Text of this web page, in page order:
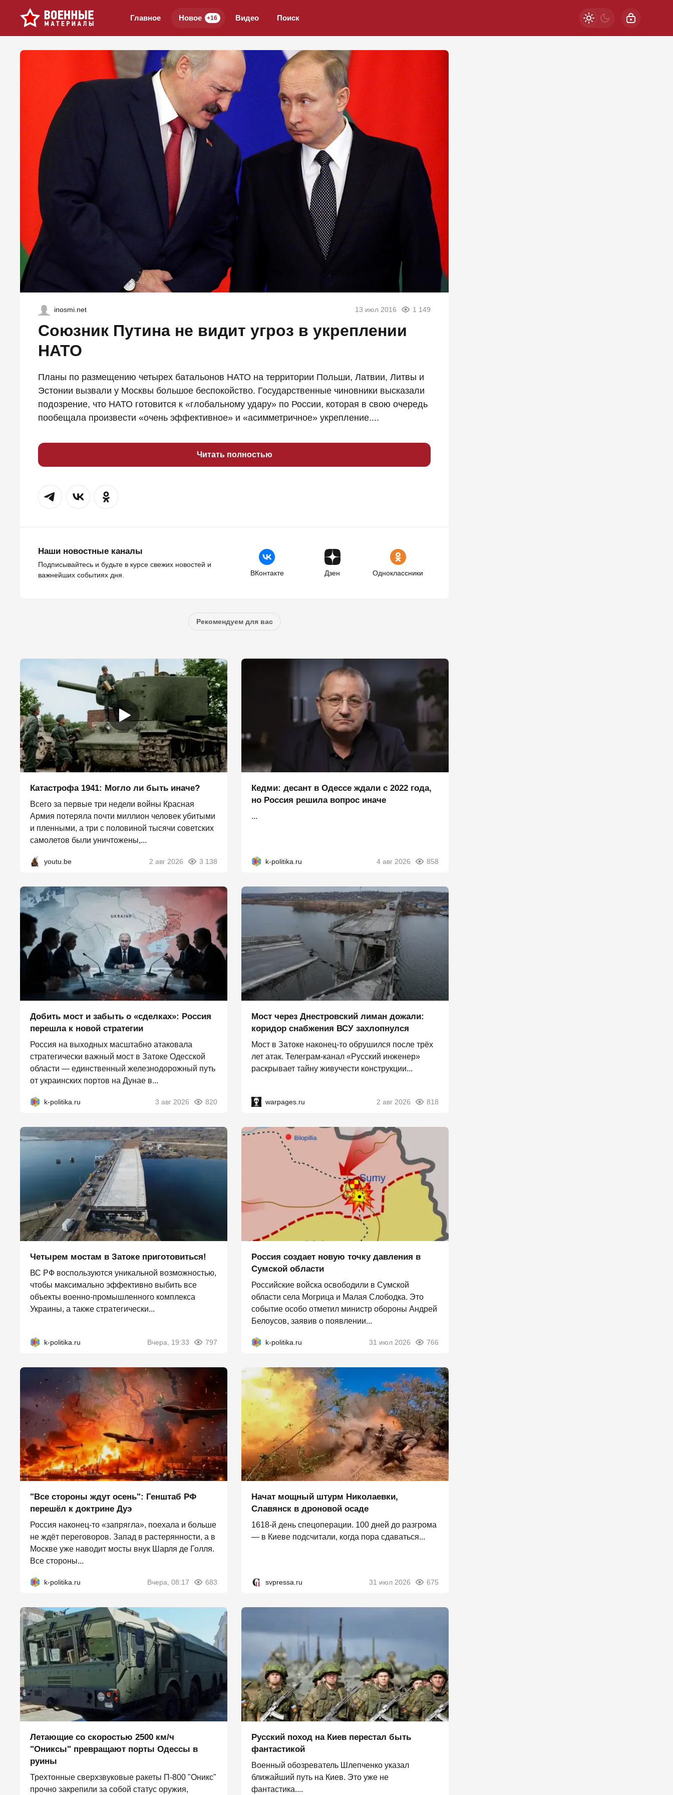
Главное Новое +16 Видео Поиск
inosmi.net 13 июл 2016 1 149
Союзник Путина не видит угроз в укреплении
НАТО
Планы по размещению четырех батальонов НАТО на территории Польши, Латвии, Литвы и
Эстонии вызвали у Москвы большое беспокойство. Государственные чиновники высказали
подозрение, что НАТО готовится к «глобальному удару» по России, которая в свою очередь
пообещала произвести «очень эффективное» и «асимметричное» укрепление....
Читать полностью
Наши новостные каналы
Подписывайтесь и будьте в курсе свежих новостей и
важнейших событиях дня.
ВКонтакте Дзен Одноклассники
Рекомендуем для вас
Катастрофа 1941: Могло ли быть иначе?
Всего за первые три недели войны Красная
Армия потеряла почти миллион человек убитыми
и пленными, а три с половиной тысячи советских
самолетов были уничтожены,...
youtu.be 2 авг 2026 3 138
Кедми: десант в Одессе ждали с 2022 года,
но Россия решила вопрос иначе
...
k-politika.ru 4 авг 2026 858
Добить мост и забыть о «сделках»: Россия
перешла к новой стратегии
Россия на выходных масштабно атаковала
стратегически важный мост в Затоке Одесской
области — единственный железнодорожный путь
от украинских портов на Дунае в...
k-politika.ru 3 авг 2026 820
Мост через Днестровский лиман дожали:
коридор снабжения ВСУ захлопнулся
Мост в Затоке наконец-то обрушился после трёх
лет атак. Телеграм-канал «Русский инженер»
раскрывает тайну живучести конструкции...
warpages.ru 2 авг 2026 818
Четырем мостам в Затоке приготовиться!
ВС РФ воспользуются уникальной возможностью,
чтобы максимально эффективно выбить все
объекты военно-промышленного комплекса
Украины, а также стратегически...
k-politika.ru Вчера, 19:33 797
Россия создает новую точку давления в
Сумской области
Российские войска освободили в Сумской
области села Могрица и Малая Слободка. Это
событие особо отметил министр обороны Андрей
Белоусов, заявив о появлении...
k-politika.ru 31 июл 2026 766
"Все стороны ждут осень": Генштаб РФ
перешёл к доктрине Дуэ
Россия наконец-то «запрягла», поехала и больше
не ждёт переговоров. Запад в растерянности, а в
Москве уже наводит мосты внук Шарля де Голля.
Все стороны...
k-politika.ru Вчера, 08:17 683
Начат мощный штурм Николаевки,
Славянск в дроновой осаде
1618-й день спецоперации. 100 дней до разгрома
— в Киеве подсчитали, когда пора сдаваться...
svpressa.ru 31 июл 2026 675
Летающие со скоростью 2500 км/ч
"Ониксы" превращают порты Одессы в
руины
Трехтонные сверхзвуковые ракеты П‑800 "Оникс"
прочно закрепили за собой статус оружия,
Русский поход на Киев перестал быть
фантастикой
Военный обозреватель Шлепченко указал
ближайший путь на Киев. Это уже не
фантастика....